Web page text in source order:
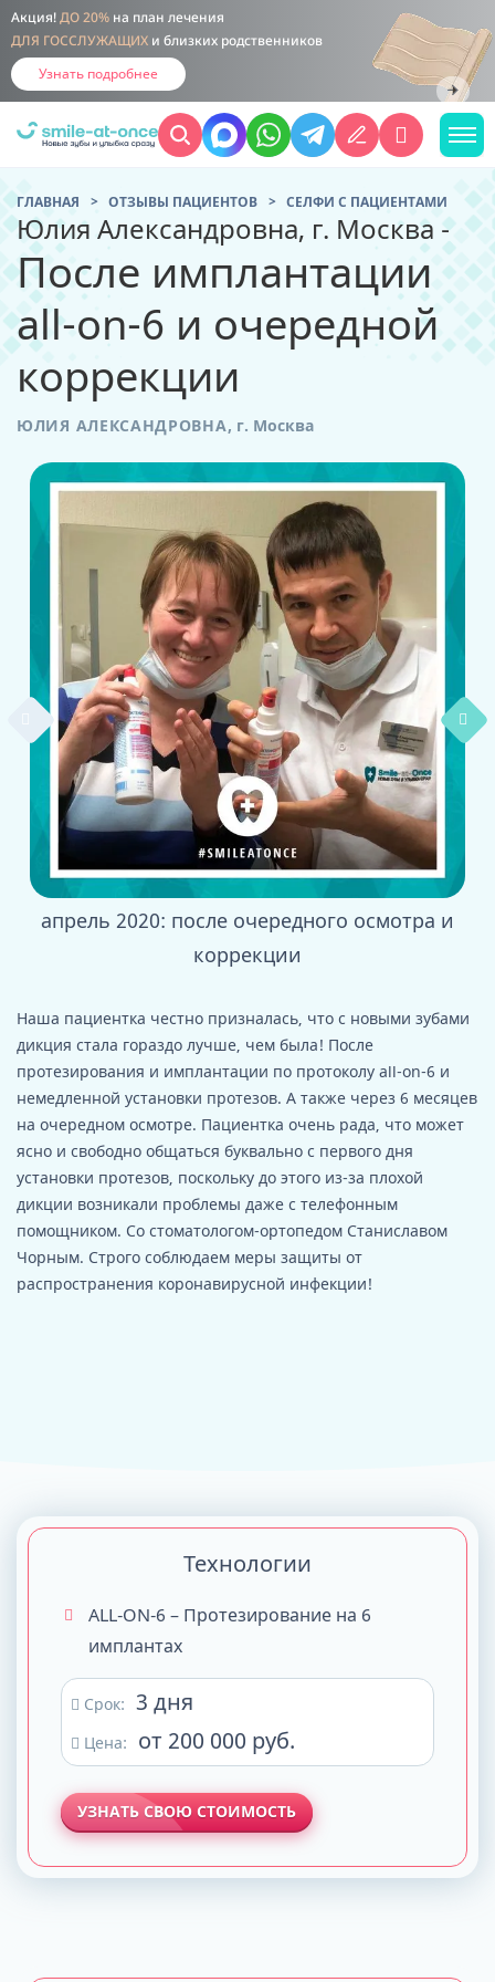
Акция! ДО 20% на план лечения
ДЛЯ ГОССЛУЖАЩИХ и близких родственников
Узнать подробнее
ГЛАВНАЯ ОТЗЫВЫ ПАЦИЕНТОВ CЕЛФИ С ПАЦИЕНТАМИ
Юлия Александровна, г. Москва -
После имплантации
all-on-6 и очередной
коррекции
ЮЛИЯ АЛЕКСАНДРОВНА, г. Москва
Наша пациентка честно призналась, что с новыми зубами
дикция стала гораздо лучше, чем была! После
протезирования и имплантации по протоколу all-on-6 и
немедленной установки протезов. А также через 6 месяцев
на очередном осмотре. Пациентка очень рада, что может
ясно и свободно общаться буквально с первого дня
установки протезов, поскольку до этого из-за плохой
дикции возникали проблемы даже с телефонным
помощником. Со стоматологом-ортопедом Станиславом
Чорным. Строго соблюдаем меры защиты от
распространения коронавирусной инфекции!
апрель 2020: после очередного осмотра и
коррекции
Технологии
ALL-ON-6 – Протезирование на 6
имплантах
Срок: 3 дня
Цена: от 200 000 руб.
УЗНАТЬ СВОЮ СТОИМОСТЬ